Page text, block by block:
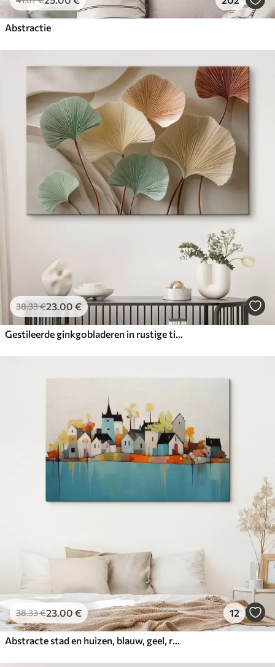
Abstractie
38.33€23.00 €
Gestileerde ginkgobladeren in rustige tinten
38.33€23.00 € 12
Abstracte stad en huizen, blauw, geel, rode kleur